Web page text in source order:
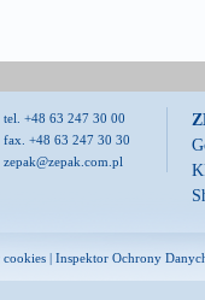
tel. +48 63 247 30 00
fax. +48 63 247 30 30
zepak@zepak.com.pl
| Inspektor Ochrony